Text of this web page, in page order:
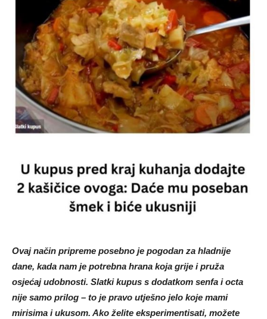
Ovaj način pripreme posebno je pogodan za hladnije
dane, kada nam je potrebna hrana koja grije i pruža
osjećaj udobnosti. Slatki kupus s dodatkom senfa i octa
nije samo prilog – to je pravo utješno jelo koje mami
mirisima i ukusom. Ako želite eksperimentisati, možete